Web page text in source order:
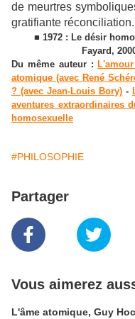
de meurtres
gratifiante réconciliation.
■ 1972 : Le désir
Fayard,
Du même auteur :
atomique (avec René
? (avec Jean-Louis Bory) -
aventures extraordinaires
homosexuelle
#PHILOSOPHIE
Partager
Vous aimerez
L'âme atomique, Guy